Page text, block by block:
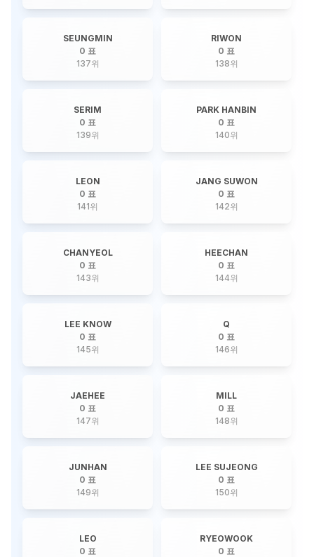
SEUNGMIN
0 표
137위
RIWON
0 표
138위
SERIM
0 표
139위
PARK HANBIN
0 표
140위
LEON
0 표
141위
JANG SUWON
0 표
142위
CHANYEOL
0 표
143위
HEECHAN
0 표
144위
LEE KNOW
0 표
145위
Q
0 표
146위
JAEHEE
0 표
147위
MILL
0 표
148위
JUNHAN
0 표
149위
LEE SUJEONG
0 표
150위
LEO
0 표
RYEOWOOK
0 표